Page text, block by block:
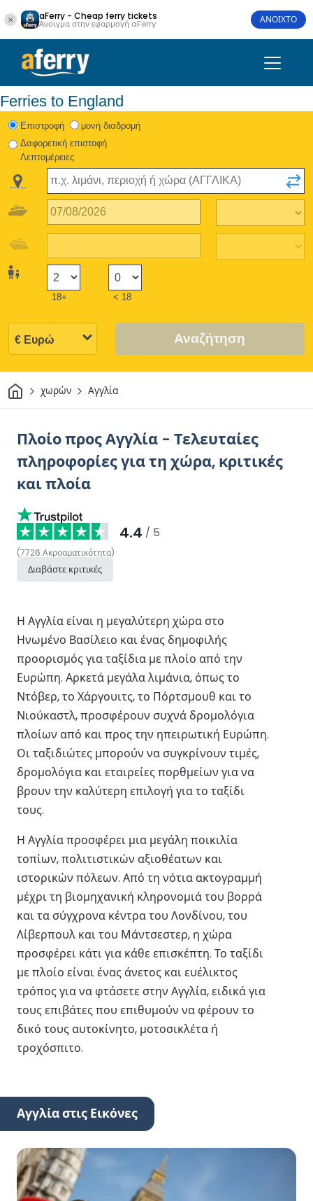
aFerry - Cheap ferry tickets
Άνοιγμα στην εφαρμογή aFerry ΑΝΟΙΧΤΟ
Ferries to England
Eπιστροφή
μονή διαδρομή
Δαφορετική επιστοφή
Λεπτομέρειες
18+ < 18
Αναζήτηση
Σπίτιχωρών Αγγλία
Πλοίο προς Αγγλία - Τελευταίες
πληροφορίες για τη χώρα, κριτικές
και πλοία
4.4 / 5
(7726 Ακροαματικότητα)
Διαβάστε κριτικές
Η Αγγλία είναι η μεγαλύτερη χώρα στο
Ηνωμένο Βασίλειο και ένας δημοφιλής
προορισμός για ταξίδια με πλοίο από την
Ευρώπη. Αρκετά μεγάλα λιμάνια, όπως το
Ντόβερ, το Χάργουιτς, το Πόρτσμουθ και το
Νιούκαστλ, προσφέρουν συχνά δρομολόγια
πλοίων από και προς την ηπειρωτική Ευρώπη.
Οι ταξιδιώτες μπορούν να συγκρίνουν τιμές,
δρομολόγια και εταιρείες πορθμείων για να
βρουν την καλύτερη επιλογή για το ταξίδι
τους.
Η Αγγλία προσφέρει μια μεγάλη ποικιλία
τοπίων, πολιτιστικών αξιοθέατων και
ιστορικών πόλεων. Από τη νότια ακτογραμμή
μέχρι τη βιομηχανική κληρονομιά του βορρά
και τα σύγχρονα κέντρα του Λονδίνου, του
Λίβερπουλ και του Μάντσεστερ, η χώρα
προσφέρει κάτι για κάθε επισκέπτη. Το ταξίδι
με πλοίο είναι ένας άνετος και ευέλικτος
τρόπος για να φτάσετε στην Αγγλία, ειδικά για
τους επιβάτες που επιθυμούν να φέρουν το
δικό τους αυτοκίνητο, μοτοσικλέτα ή
τροχόσπιτο.
Αγγλία στις Εικόνες